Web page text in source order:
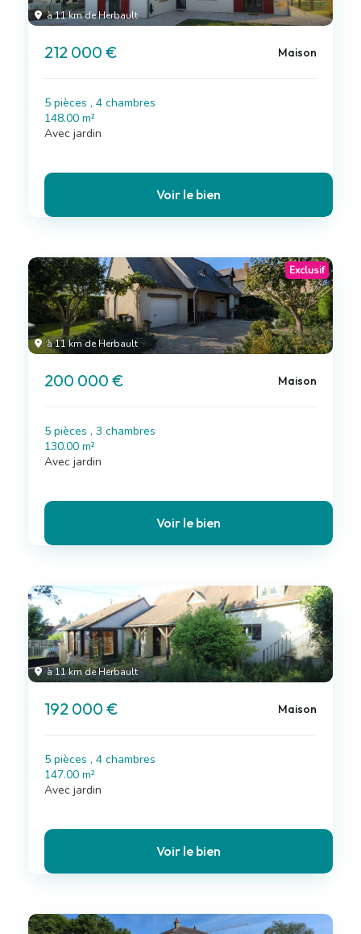
à 11 km de Herbault
212 000 € Maison
5 pièces , 4 chambres
148.00 m²
Avec jardin
Voir le bien
à 11 km de Herbault
Exclusif
200 000 € Maison
5 pièces , 3 chambres
130.00 m²
Avec jardin
Voir le bien
à 11 km de Herbault
192 000 € Maison
5 pièces , 4 chambres
147.00 m²
Avec jardin
Voir le bien